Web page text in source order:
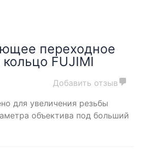
переходное
FUJIMI
Добавить отзыв
для увеличения резьбы
объектива под больший